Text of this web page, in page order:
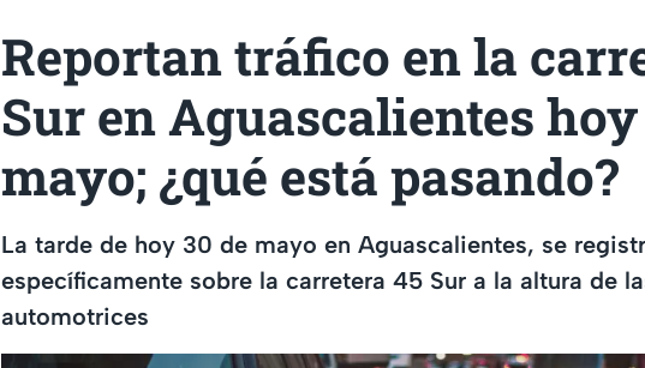
Reportan tráfico en la
Sur en Aguascalientes hoy
mayo; ¿qué está pasando?
La tarde de hoy 30 de mayo en Aguascalientes, se
específicamente sobre la carretera 45 Sur a la altura de
automotrices